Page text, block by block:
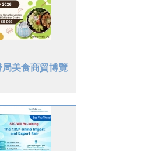
美食商貿博覽